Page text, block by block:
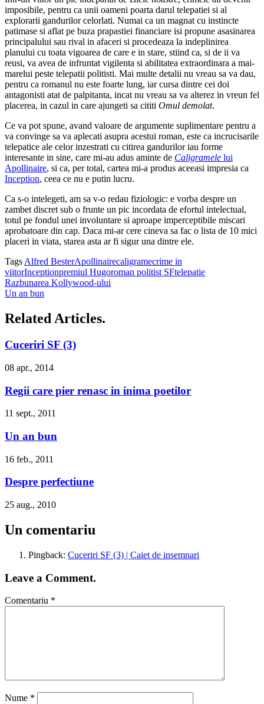
imposibile, pentru ca unii oameni poarta darul telepatiei si al
explorarii gandurilor celorlati. Numai ca un magnat cu instincte
patimase si aflat pe buza prapastiei financiare isi propune asasinarea
principalului sau rival in afaceri si procedeaza la indeplinirea
planului cu toata vigoarea de care e in stare, stiind ca, si de ii va
reusi, va avea de infruntat vigilenta si abilitatea extraordinara a mai-
marelui peste telepatii politisti. Mai multe detalii nu vreau sa va dau,
pentru ca romanul nu este foarte lung, iar cursa dintre cei doi
antagonisti atat de palpitanta, incat nu vreau sa va alterez in vreun fel
placerea, in cazul in care ajungeti sa cititi Omul demolat.
Ce va pot spune, avand valoare de argumente suplimentare pentru a
va convinge sa va aplecati asupra acestui roman, este ca incrucisarile
telepatice ale celor inzestrati cu citirea gandurilor iau forme
interesante in sine, care mi-au adus aminte de Caligramele lui
Apollinaire, si ca, per total, cartea mi-a produs aceeasi impresia ca
Inception, ceea ce nu e putin lucru.
Ca s-o intelegeti, am sa v-o redau fiziologic: e vorba despre un
zambet discret sub o frunte un pic incordata de efortul intelectual,
totul pe fondul unei involuntare si aproape imperceptibile miscari
aprobatoare din cap. Daca mi-ar cere cineva sa fac o lista de 10 mici
placeri in viata, starea asta ar fi sigur una dintre ele.
Tags Alfred BesterApollinairecaligramecrime in
viitorInceptionpremiul Hugoroman politist SFtelepatie
Razbunarea Kollywood-ului
Un an bun
Related Articles.
Cuceriri SF (3)
08 apr., 2014
Regii care pier renasc in inima poetilor
11 sept., 2011
Un an bun
16 feb., 2011
Despre perfectiune
25 aug., 2010
Un comentariu
Pingback: Cuceriri SF (3) | Caiet de insemnari
Leave a Comment.
Comentariu *
Nume *